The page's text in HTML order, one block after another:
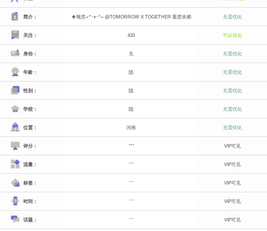
简介： 🍀顺意=^･ｪ･^= @TOMORROW X TOGETHER 重度依赖 无需优化
关注： 433 可以优化
身份： 无 无需优化
年龄： 隐 无需优化
性别： 隐 无需优化
学校： 隐 无需优化
位置： 河南 无需优化
评分： *** VIP可见
流量： *** VIP可见
标签： *** VIP可见
时间： *** VIP可见
话题： *** VIP可见